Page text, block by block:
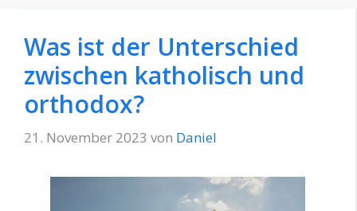
Was ist der Unterschied
zwischen katholisch und
orthodox?
21. November 2023 von Daniel